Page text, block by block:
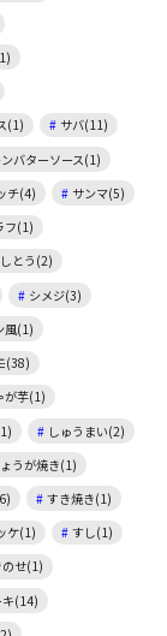
(1)
サバ(11)
バターソース(1)
チ(4)
サンマ(5)
フ(1)
とう(2)
シメジ(3)
風(1)
(38)
が芋(1)
しゅうまい(2)
うが焼き(1)
すき焼き(1)
ケ(1)
すし(1)
のせ(1)
キ(14)